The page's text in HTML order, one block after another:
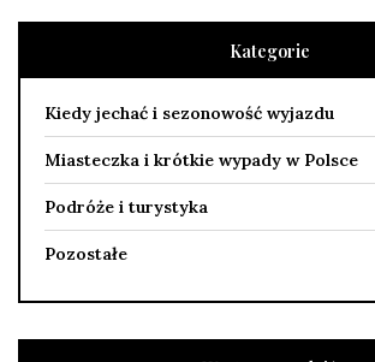
Kategorie
Kiedy jechać i sezonowość wyjazdu
Miasteczka i krótkie wypady w Polsce
Podróże i turystyka
Pozostałe